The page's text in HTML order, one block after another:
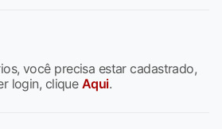
você precisa estar cadastrado,
login, clique Aqui.